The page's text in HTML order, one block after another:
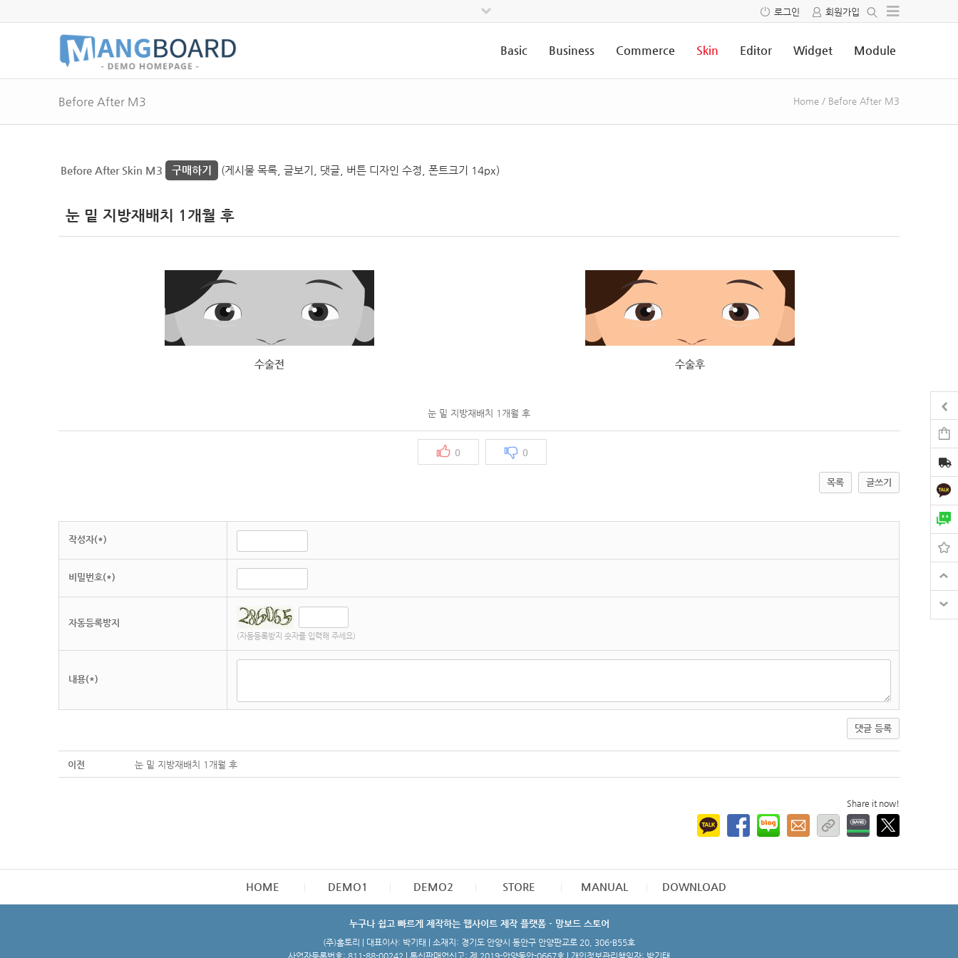
로그인 회원가입
Basic Business Commerce Skin Editor Widget Module
Before After M3 Home / Before After M3
Before After Skin M3 구매하기 (게시물 목록, 글보기, 댓글, 버튼 디자인 수정, 폰트크기 14px)
눈 밑 지방재배치 1개월 후
수술전 수술후
눈 밑 지방재배치 1개월 후
0 0
목록 글쓰기
작성자(*)
비밀번호(*)
자동등록방지
(자동등록방지 숫자를 입력해 주세요)
내용(*)
댓글 등록
이전 눈 밑 지방재배치 1개월 후
Share it now!
HOME DEMO1 DEMO2 STORE MANUAL DOWNLOAD
누구나 쉽고 빠르게 제작하는 웹사이트 제작 플랫폼 - 망보드 스토어
(주)홈토리 | 대표이사: 박기태 | 소재지: 경기도 안양시 동안구 안양판교로 20, 306-B55호
사업자등록번호: 811-88-00242 | 통신판매업신고: 제 2019-안양동안-0667호 | 개인정보관리책임자: 박기태